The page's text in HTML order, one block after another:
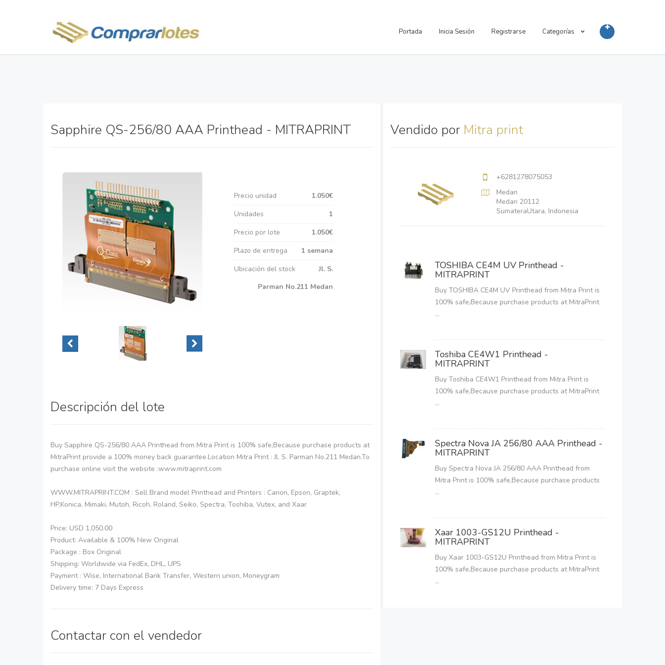
Portada Inicia Sesión Registrarse Categorías
Sapphire QS-256/80 AAA Printhead - MITRAPRINT
Precio unidad
1.050€
Unidades
1
Precio por lote
1.050€
Plazo de entrega
1 semana
Ubicación del stock
Jl. S.
Parman No.211 Medan
Descripción del lote
Buy Sapphire QS-256/80 AAA Printhead from Mitra Print is 100% safe,Because purchase products at
MitraPrint provide a 100% money back guarantee.Location Mitra Print : Jl. S. Parman No.211 Medan.To
purchase online visit the website :www.mitraprint.com
WWW.MITRAPRINT.COM : Sell Brand model Printhead and Printers : Canon, Epson, Graptek,
HP,Konica, Mimaki, Mutoh, Ricoh, Roland, Seiko, Spectra, Toshiba, Vutex, and Xaar
Price: USD 1,050.00
Product: Available & 100% New Original
Package : Box Original
Shipping: Worldwide via FedEx, DHL, UPS
Payment : Wise, International Bank Transfer, Western union, Moneygram
Delivery time: 7 Days Express
Contactar con el vendedor
Vendido por Mitra print
+6281278075053
Medan
Medan 20112
SumateraUtara, Indonesia
TOSHIBA CE4M UV Printhead -
MITRAPRINT
Buy TOSHIBA CE4M UV Printhead from Mitra Print is
100% safe,Because purchase products at MitraPrint
...
Toshiba CE4W1 Printhead -
MITRAPRINT
Buy Toshiba CE4W1 Printhead from Mitra Print is
100% safe,Because purchase products at MitraPrint
...
Spectra Nova JA 256/80 AAA Printhead -
MITRAPRINT
Buy Spectra Nova JA 256/80 AAA Printhead from
Mitra Print is 100% safe,Because purchase products
...
Xaar 1003-GS12U Printhead -
MITRAPRINT
Buy Xaar 1003-GS12U Printhead from Mitra Print is
100% safe,Because purchase products at MitraPrint
...